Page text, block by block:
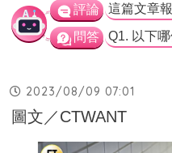
評論
問答
2023/08/09 07:01
圖文／CTWANT